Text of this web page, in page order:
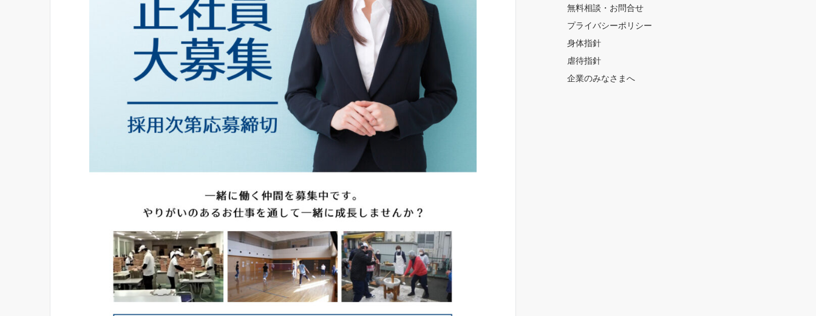
無料相談・お問合せ
プライバシーポリシー
身体指針
虐待指針
企業のみなさまへ